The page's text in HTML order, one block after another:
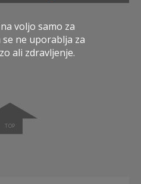
voljo samo za
ne uporablja za
ali zdravljenje.